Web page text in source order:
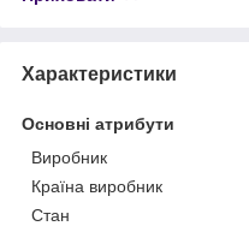
Характеристики
Основні атрибути
Виробник
Країна виробник
Стан